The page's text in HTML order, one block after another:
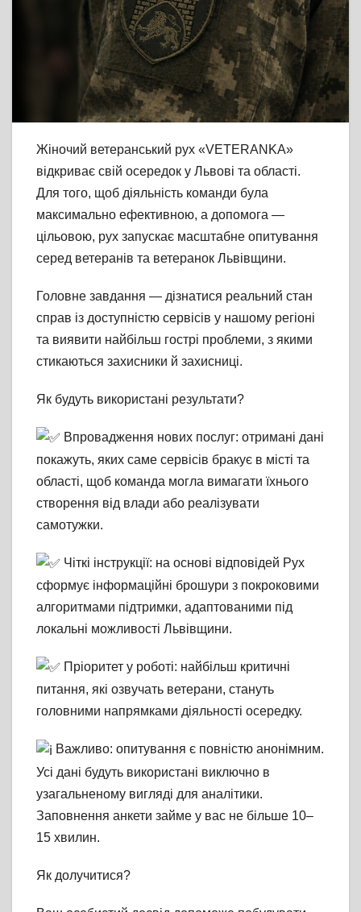
Жіночий ветеранський рух «VETERANKA»
відкриває свій осередок у Львові та області.
Для того, щоб діяльність команди була
максимально ефективною, а допомога —
цільовою, рух запускає масштабне опитування
серед ветеранів та ветеранок Львівщини.
Головне завдання — дізнатися реальний стан
справ із доступністю сервісів у нашому регіоні
та виявити найбільш гострі проблеми, з якими
стикаються захисники й захисниці.
Як будуть використані результати?
Впровадження нових послуг: отримані дані
покажуть, яких саме сервісів бракує в місті та
області, щоб команда могла вимагати їхнього
створення від влади або реалізувати
самотужки.
Чіткі інструкції: на основі відповідей Рух
сформує інформаційні брошури з покроковими
алгоритмами підтримки, адаптованими під
локальні можливості Львівщини.
Пріоритет у роботі: найбільш критичні
питання, які озвучать ветерани, стануть
головними напрямками діяльності осередку.
Важливо: опитування є повністю анонімним.
Усі дані будуть використані виключно в
узагальненому вигляді для аналітики.
Заповнення анкети займе у вас не більше 10–
15 хвилин.
Як долучитися?